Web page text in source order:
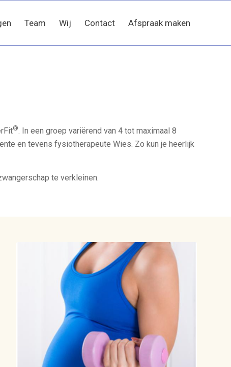
Team Wij Contact Afspraak maken
®. In een groep variërend van 4 tot maximaal 8
en tevens fysiotherapeute Wies. Zo kun je heerlijk
te verkleinen.